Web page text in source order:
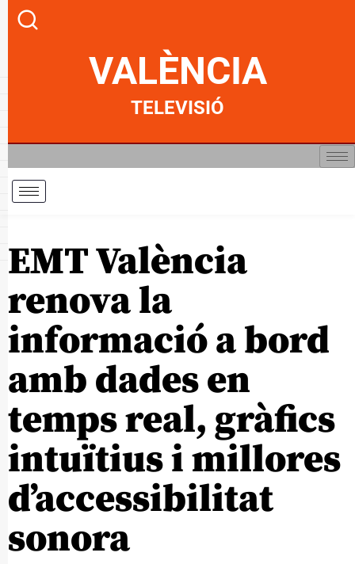
VALÈNCIA
TELEVISIÓ
EMT València
renova la
informació a bord
amb dades en
temps real, gràfics
intuïtius i millores
d’accessibilitat
sonora